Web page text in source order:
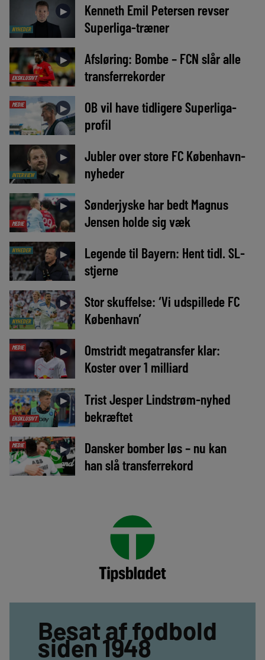
NYHEDER
►
Kenneth Emil Petersen revser
Superliga-træner
EKSKLUSIVT
►
Afsløring: Bombe – FCN slår alle
transferrekorder
MEDIE ►
OB vil have tidligere Superliga-
profil
INTERVIEW
►
Jubler over store FC København-
nyheder
MEDIE
►
Sønderjyske har bedt Magnus
Jensen holde sig væk
NYHEDER ►
Legende til Bayern: Hent tidl. SL-
stjerne
NYHEDER
►
Stor skuffelse: ‘Vi udspillede FC
København’
MEDIE ►
Omstridt megatransfer klar:
Koster over 1 milliard
EKSKLUSIVT
►
Trist Jesper Lindstrøm-nyhed
bekræftet
MEDIE ►
Dansker bomber løs – nu kan
han slå transferrekord
Besat af fodbold
siden 1948